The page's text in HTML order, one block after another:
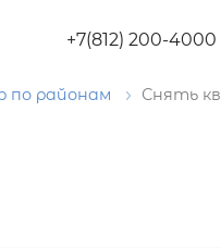
+7(812) 200-4000
по районам Снять